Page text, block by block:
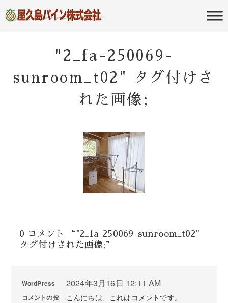
屋久島パイン
株式会社
のポータルサイト
"2_fa-250069-
sunroom_t02" タグ付けさ
れた画像;
0 コメント “"2_fa-250069-sunroom_t02"
タグ付けされた画像;”
WordPress
コメントの投
2024年3月16日 12:11 AM
こんにちは、これはコメントです。